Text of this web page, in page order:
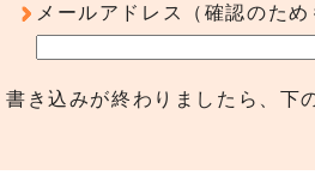
メールアドレス（確認のた
書き込みが終わりましたら、下